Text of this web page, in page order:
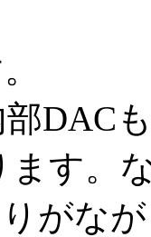
DAC
ます。
がな